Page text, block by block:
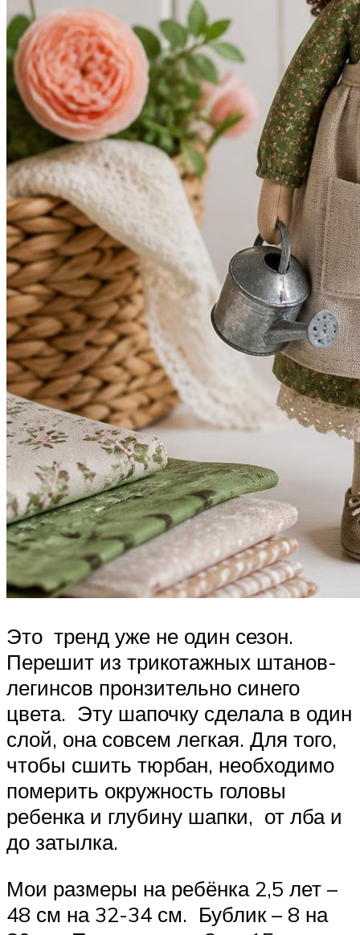
Это тренд уже не один сезон.
Перешит из трикотажных штанов-
легинсов пронзительно синего
цвета. Эту шапочку сделала в один
слой, она совсем легкая. Для того,
чтобы сшить тюрбан, необходимо
померить окружность головы
ребенка и глубину шапки, от лба и
до затылка.
Мои размеры на ребёнка 2,5 лет –
48 см на 32-34 см. Бублик – 8 на